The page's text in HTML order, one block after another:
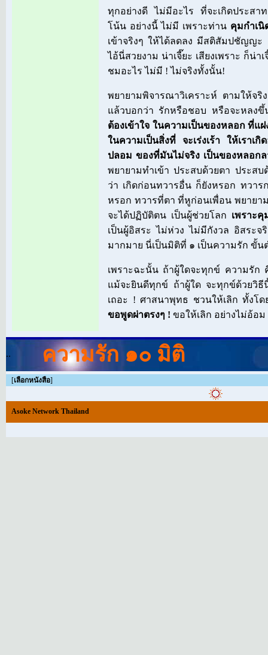
ทุกอย่างดี ไม่มีอะไร ที่จะเกิดประสา
โน้น อย่างนี้ ไม่มี เพราะท่าน คุมกำเ
เข้าจริงๆ ให้ได้ลดลง มีสติสัมปชัญญะ
ไอ้นี่สวยงาม น่าเจี๊ยะ เสียงเพราะ ก็น่
ชมอะไร ไม่มี ! ไม่จริงทั้งนั้น!
พยายามพิจารณาวิเคราะห์ ตามให้จริ
แล้วบอกว่า รักหรือชอบ หรือจะหลง
ต้องเข้าใจ ในความเป็นของหลอก ที่แ
ในความเป็นสิ่งที่ จะเร่งเร้า ให้เราเ
ปลอม ของที่มันไม่จริง เป็นของหลอก
พยายามทำเข้า ประสบด้วยตา ประส
ว่า เกิดก่อนทวารอื่น ก็ยังหรอก ทวา
หรอก ทวารที่ตา ที่หูก่อนเพื่อน พยายา
จะได้ปฏิบัติตน เป็นผู้ช่วยโลก เพราะ
เป็นผู้อิสระ ไม่ห่วง ไม่มีกังวล อิสระ
มากมาย นี่เป็นมิติที่ ๑ เป็นความรัก ขั้
เพราะฉะนั้น ถ้าผู้ใดจะทุกข์ ความรั
แม้จะยินดีทุกข์ ถ้าผู้ใด จะทุกข์ด้วยวิธี
เถอะ ! ศาสนาพุทธ ชวนให้เลิก ทั้งโ
ขอพูดผ่าตรงๆ ! ขอให้เลิก อย่างไม่อ้อม
.. ความรัก ๑๐ มิติ
[เลือกหนังสือ]
Asoke Network Thailand